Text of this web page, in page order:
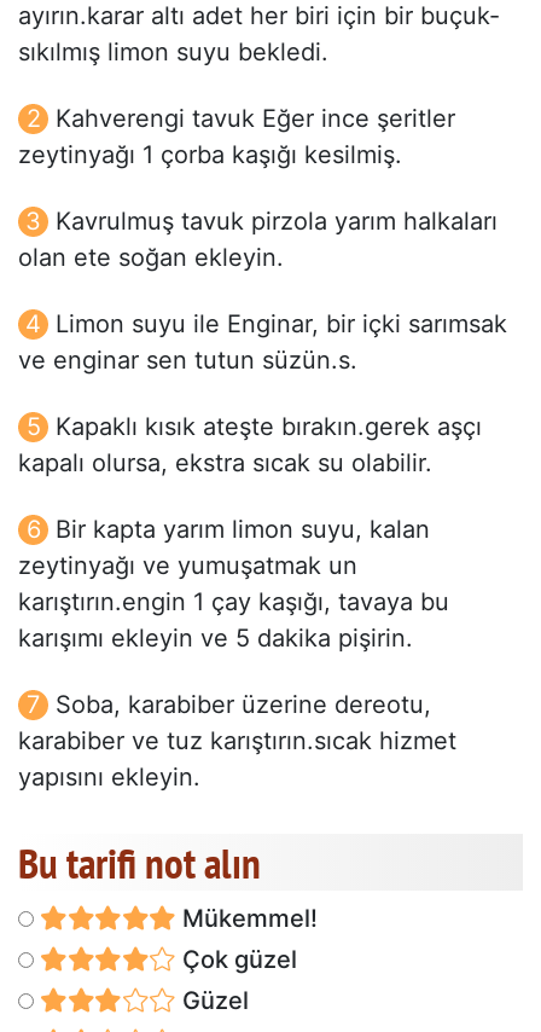
ayırın.karar altı adet her biri için bir buçuk-
sıkılmış limon suyu bekledi.
Kahverengi tavuk Eğer ince şeritler
zeytinyağı 1 çorba kaşığı kesilmiş.
Kavrulmuş tavuk pirzola yarım halkaları
olan ete soğan ekleyin.
Limon suyu ile Enginar, bir içki sarımsak
ve enginar sen tutun süzün.s.
Kapaklı kısık ateşte bırakın.gerek aşçı
kapalı olursa, ekstra sıcak su olabilir.
Bir kapta yarım limon suyu, kalan
zeytinyağı ve yumuşatmak un
karıştırın.engin 1 çay kaşığı, tavaya bu
karışımı ekleyin ve 5 dakika pişirin.
Soba, karabiber üzerine dereotu,
karabiber ve tuz karıştırın.sıcak hizmet
yapısını ekleyin.
Bu tarifi not alın
Mükemmel!
Çok güzel
Güzel